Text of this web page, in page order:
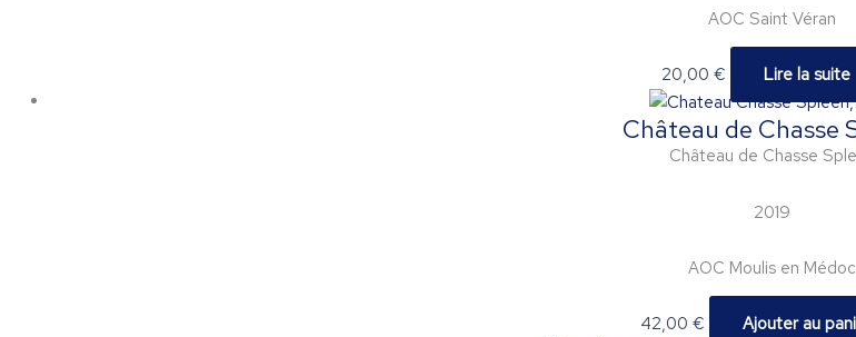
AOC Saint Véran
20,00 € Lire la suite
Château de Chasse
Château de Chasse
2019
AOC Moulis en Médoc
42,00 €
Ajouter au